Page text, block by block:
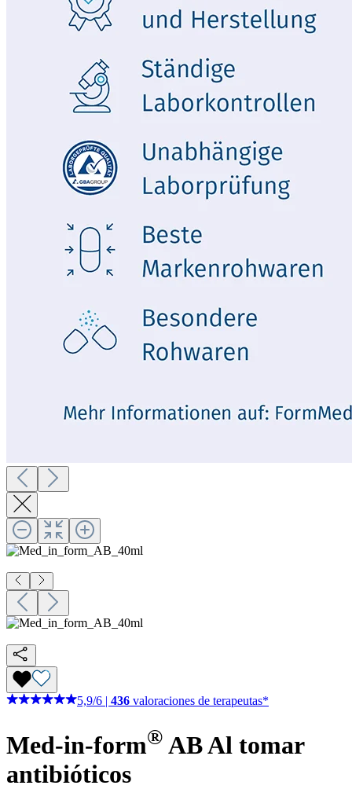
5,9/6 436 valoraciones de terapeutas*
Med-in-form® ABAl tomar
antibióticos